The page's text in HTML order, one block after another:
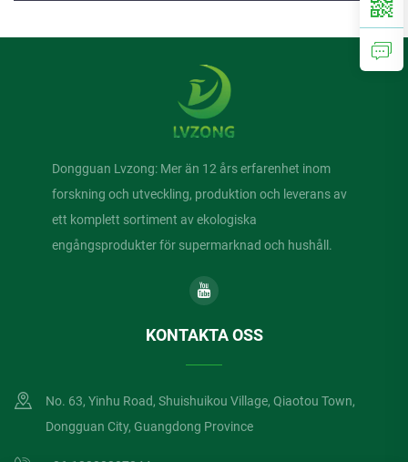
Dongguan Lvzong: Mer än 12 års erfarenhet inom
forskning och utveckling, produktion och leverans av
ett komplett sortiment av ekologiska
engångsprodukter för supermarknad och hushåll.
KONTAKTA OSS
No. 63, Yinhu Road, Shuishuikou Village, Qiaotou Town,
Dongguan City, Guangdong Province